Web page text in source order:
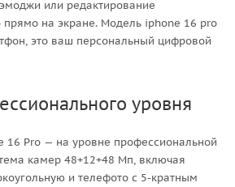
или редактирование
прямо на экране. Модель iphone 16 pro
это ваш персональный цифровой
уровня
16 Pro — на уровне профессиональной
камер 48+12+48 Мп, включая
и телефото с 5-кратным